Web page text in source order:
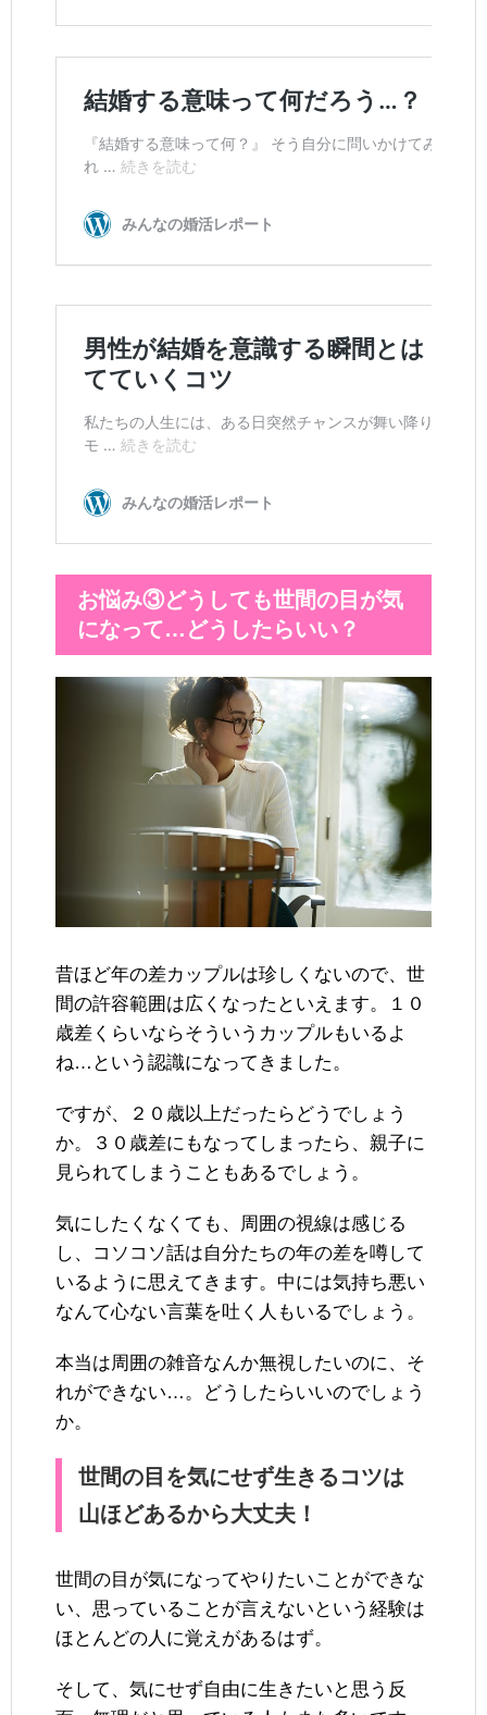
お悩み③どうしても世間の目が気
になって…どうしたらいい？
昔ほど年の差カップルは珍しくないので、世
間の許容範囲は広くなったといえます。１０
歳差くらいならそういうカップルもいるよ
ね…という認識になってきました。
ですが、２０歳以上だったらどうでしょう
か。３０歳差にもなってしまったら、親子に
見られてしまうこともあるでしょう。
気にしたくなくても、周囲の視線は感じる
し、コソコソ話は自分たちの年の差を噂して
いるように思えてきます。中には気持ち悪い
なんて心ない言葉を吐く人もいるでしょう。
本当は周囲の雑音なんか無視したいのに、そ
れができない…。どうしたらいいのでしょう
か。
世間の目を気にせず生きるコツは
山ほどあるから大丈夫！
世間の目が気になってやりたいことができな
い、思っていることが言えないという経験は
ほとんどの人に覚えがあるはず。
そして、気にせず自由に生きたいと思う反